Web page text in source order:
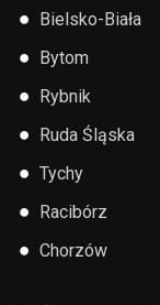
● Bielsko-Biała
● Bytom
● Rybnik
● Ruda Śląska
● Tychy
● Racibórz
● Chorzów